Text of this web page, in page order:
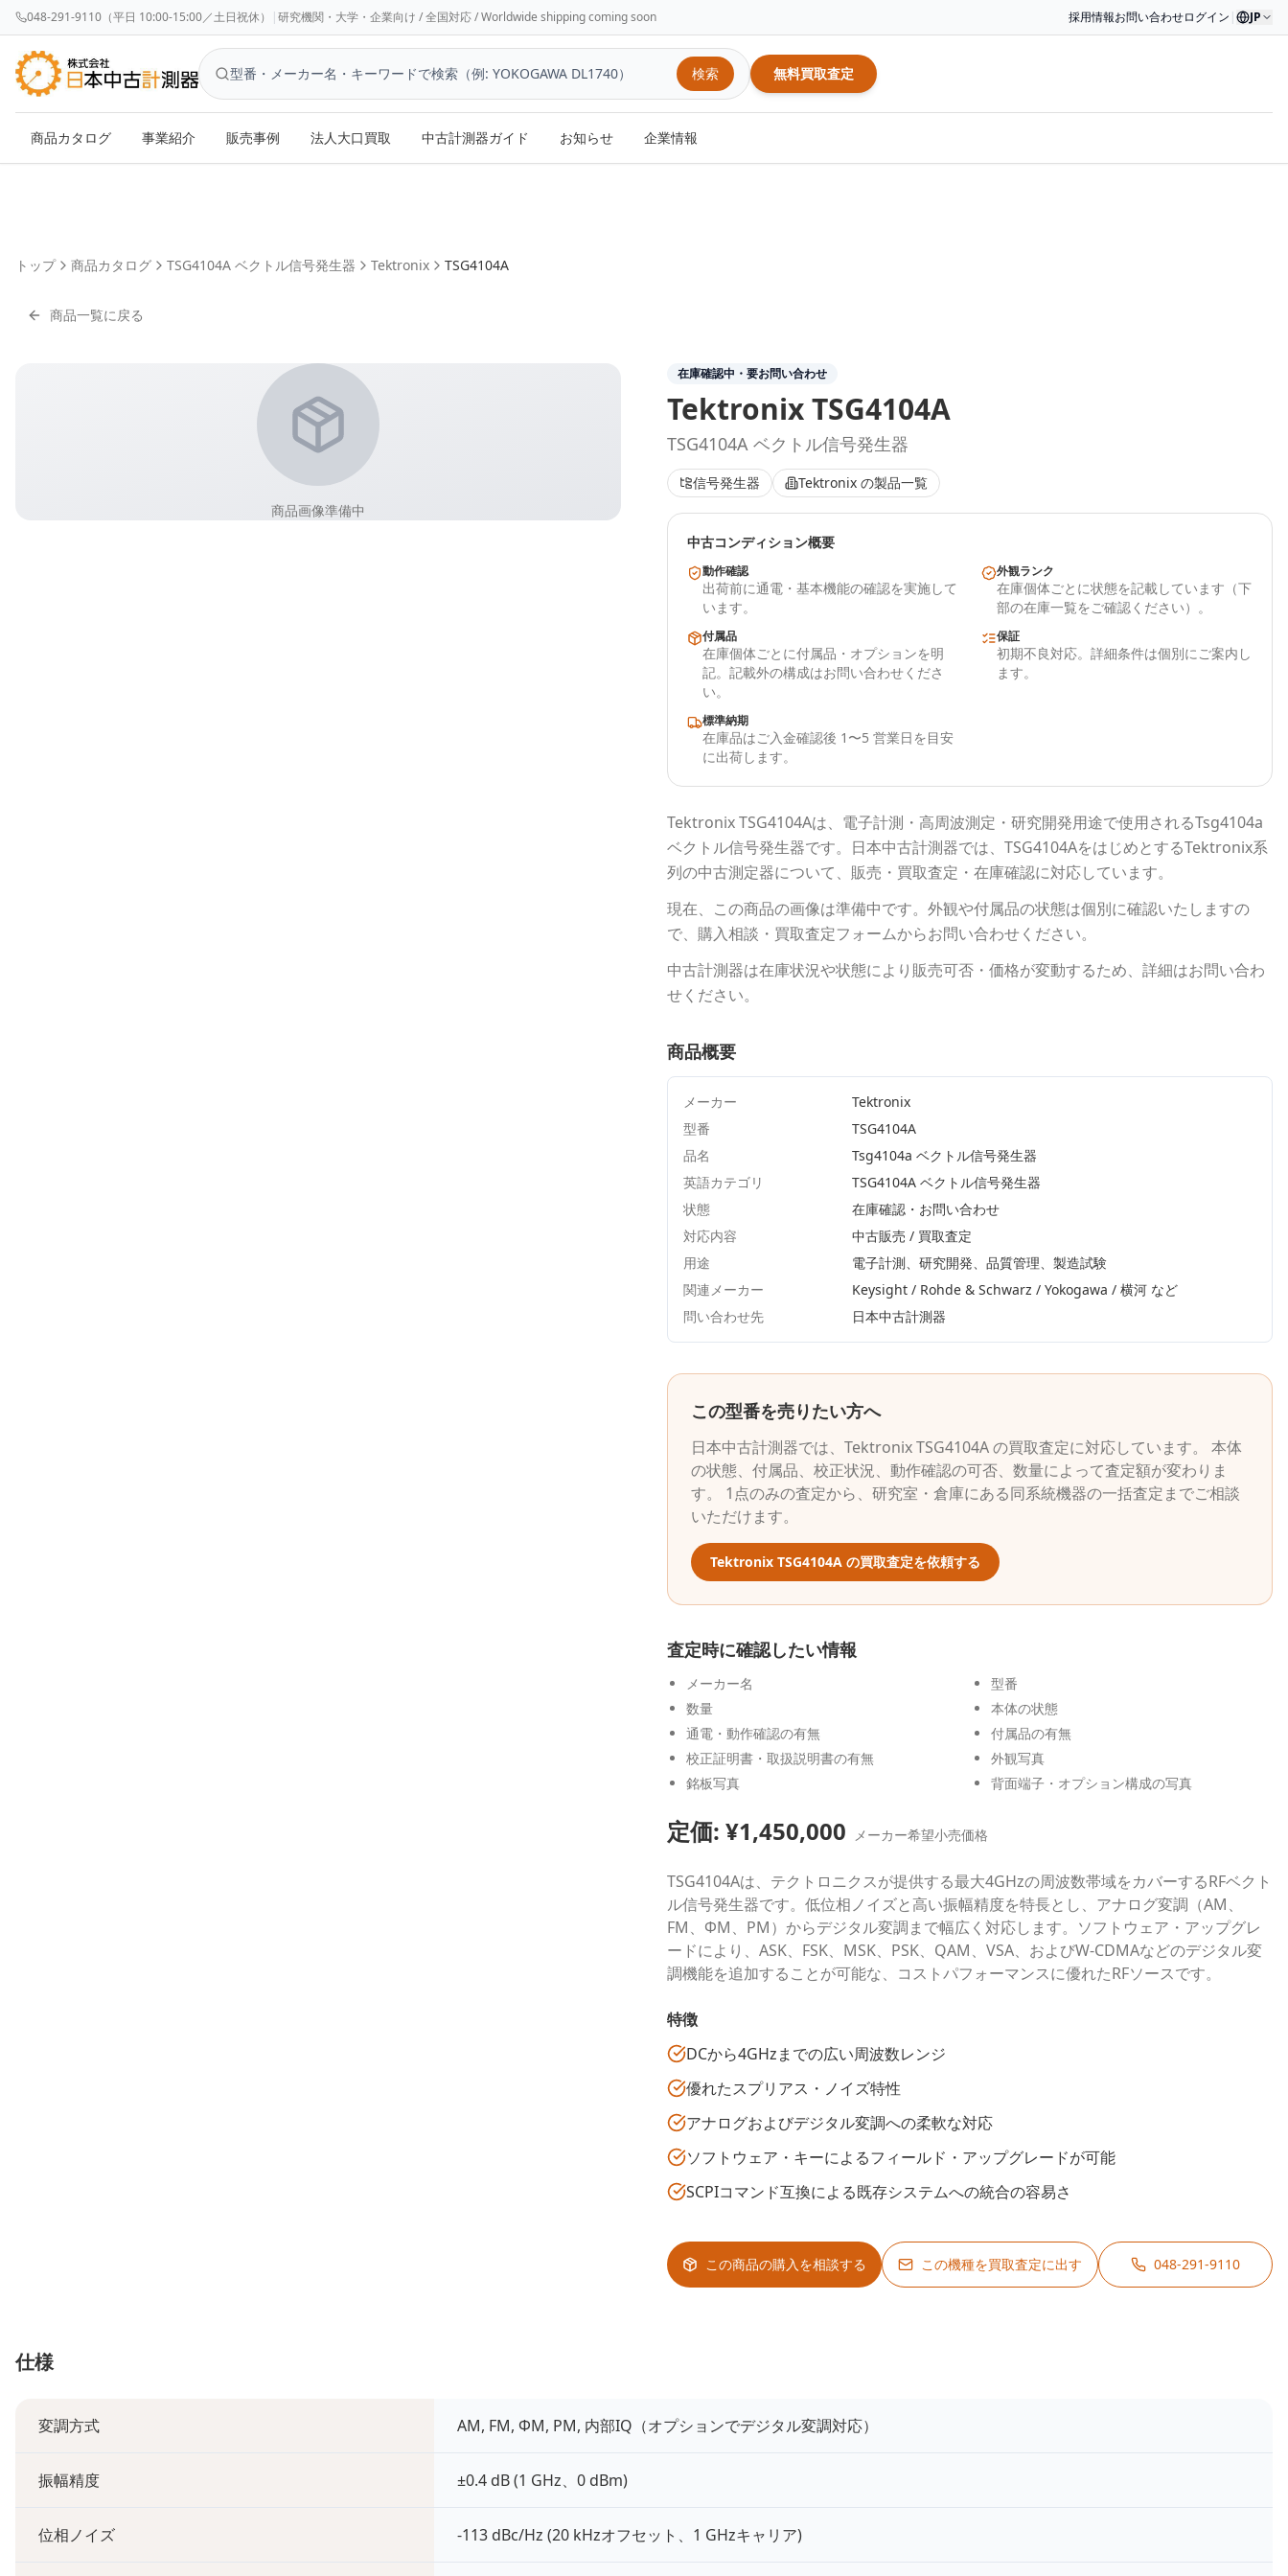
048-291-9110（平日 10:00-15:00／土日祝休） |研究機関・大学・企業向け / 全国対応 / Worldwide shipping coming soon 採用情報お問い合わせログイン | JP
検索 無料買取査定
商品カタログ 事業紹介 販売事例 法人大口買取 中古計測器ガイド お知らせ 企業情報
トップ 商品カタログ TSG4104A ベクトル信号発生器 Tektronix TSG4104A
商品一覧に戻る
商品画像準備中
在庫確認中・要お問い合わせ
TektronixTSG4104A
TSG4104A ベクトル信号発生器
信号発生器 Tektronix の製品一覧
中古コンディション概要
動作確認
出荷前に通電・基本機能の確認を実施して
います。
外観ランク
在庫個体ごとに状態を記載しています（下
部の在庫一覧をご確認ください）。
付属品
在庫個体ごとに付属品・オプションを明
記。記載外の構成はお問い合わせくださ
い。
保証
初期不良対応。詳細条件は個別にご案内し
ます。
標準納期
在庫品はご入金確認後 1〜5 営業日を目安
に出荷します。
TektronixTSG4104Aは、電子計測・高周波測定・研究開発用途で使用されるTsg4104a
ベクトル信号発生器です。 日本中古計測器では、 TSG4104AをはじめとするTektronix系
列の中古測定器について、販売・買取査定・在庫確認に対応しています。
現在、この商品の画像は準備中です。外観や付属品の状態は個別に確認いたしますの
で、購入相談・買取査定フォームからお問い合わせください。
中古計測器は在庫状況や状態により販売可否・価格が変動するため、詳細はお問い合わ
せください。
商品概要
メーカー
Tektronix
型番
TSG4104A
品名
Tsg4104a ベクトル信号発生器
英語カテゴリ
TSG4104A ベクトル信号発生器
状態
在庫確認・お問い合わせ
対応内容
中古販売 / 買取査定
用途
電子計測、研究開発、品質管理、製造試験
関連メーカー
Keysight / Rohde & Schwarz / Yokogawa / 横河 など
問い合わせ先
日本中古計測器
この型番を売りたい方へ
日本中古計測器では、 TektronixTSG4104Aの買取査定に対応しています。 本体
の状態、付属品、校正状況、動作確認の可否、数量によって査定額が変わりま
す。 1点のみの査定から、研究室・倉庫にある同系統機器の一括査定までご相談
いただけます。
Tektronix TSG4104A の買取査定を依頼する
査定時に確認したい情報
メーカー名
型番
数量
本体の状態
通電・動作確認の有無
付属品の有無
校正証明書・取扱説明書の有無
外観写真
銘板写真
背面端子・オプション構成の写真
定価: ¥1,450,000 メーカー希望小売価格
TSG4104Aは、テクトロニクスが提供する最大4GHzの周波数帯域をカバーするRFベクト
ル信号発生器です。低位相ノイズと高い振幅精度を特長とし、アナログ変調（AM、
FM、ΦM、PM）からデジタル変調まで幅広く対応します。ソフトウェア・アップグレ
ードにより、ASK、FSK、MSK、PSK、QAM、VSA、およびW-CDMAなどのデジタル変
調機能を追加することが可能な、コストパフォーマンスに優れたRFソースです。
特徴
DCから4GHzまでの広い周波数レンジ
優れたスプリアス・ノイズ特性
アナログおよびデジタル変調への柔軟な対応
ソフトウェア・キーによるフィールド・アップグレードが可能
SCPIコマンド互換による既存システムへの統合の容易さ
この商品の購入を相談する この機種を買取査定に出す 048-291-9110
仕様
変調方式 AM, FM, ΦM, PM, 内部IQ（オプションでデジタル変調対応）
振幅精度 ±0.4 dB (1 GHz、0 dBm)
位相ノイズ -113 dBc/Hz (20 kHzオフセット、1 GHzキャリア)